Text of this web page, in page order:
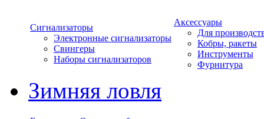
Сигнализаторы
Электронные сигнализаторы
Свингеры
Наборы сигнализаторов
Аксессуары
Для
Кобры, ракеты
Инструменты
Фурнитура
Зимняя ловля